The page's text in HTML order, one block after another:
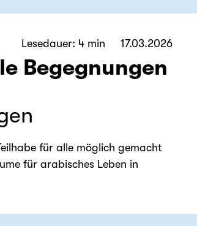
Begegnungen
für alle möglich gemacht
für arabisches Leben in
17.03.2026
Lesedauer: 4 min